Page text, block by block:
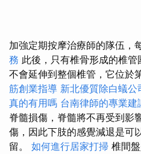
加強定期按摩治療師的隊伍，
務 此後，只有椎骨形成的椎
不會延伸到整個椎管，它位於
筋創業指導 新北優質除白蟻公
真的有用嗎 台南律師的專業建
脊髓損傷，脊髓將不再受到影
傷，因此下肢的感覺減退是可
留。 如何進行居家打掃 椎間